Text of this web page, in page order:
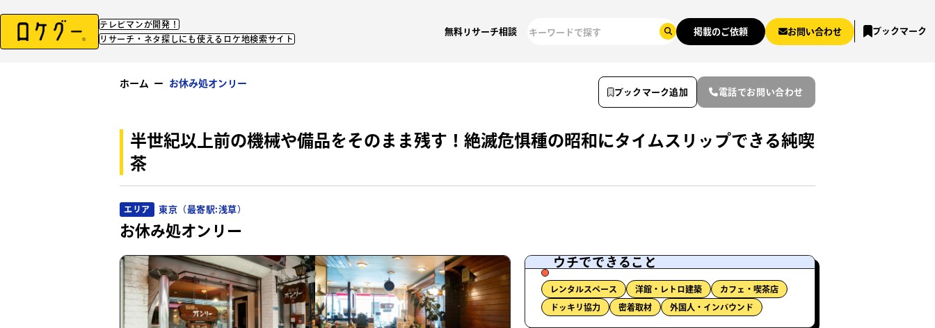
テレビマンが開発！
リサーチ・ネタ探しにも使えるロケ地検索サイト
無料リサーチ相談 掲載のご依頼 お問い合わせ ブックマーク
ホーム ー お休み処オンリー
半世紀以上前の機械や備品をそのまま残す！絶滅危惧種の昭和にタイムスリップできる純喫
茶
エリア 東京（最寄駅:浅草）
お休み処オンリー
ウチでできること
レンタルスペース 洋館・レトロ建築 カフェ・喫茶店
ドッキリ協力 密着取材 外国人・インバウンド
ブックマーク追加 電話でお問い合わせ